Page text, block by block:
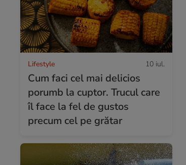
Lifestyle 10 iul.
Cum faci cel mai delicios
porumb la cuptor. Trucul care
îl face la fel de gustos
precum cel pe grătar